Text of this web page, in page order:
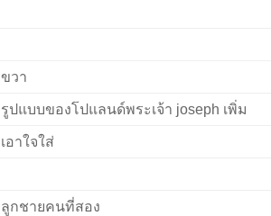
ขวา
รูปแบบของโปแลนด์พระเจ้า joseph เพิ่ม
เอาใจใส่
ลูกชายคนที่สอง